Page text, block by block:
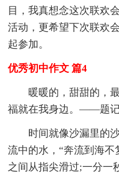
目，我真想念这次联欢
活动，更希望下次联欢
起参加。
优秀初中作文 篇4
暖暖的，甜甜的，
福就在我身边。——题
时间就像沙漏里的
流中的水，“奔流到海
之间从指尖滑过;一分